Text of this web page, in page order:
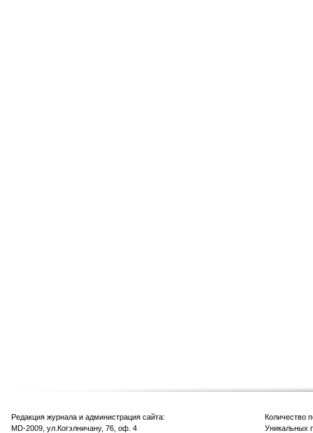
Редакция журнала и администрация сайта:
MD-2009, ул.Когэлничану, 76, оф. 4
Количество
Уникальных